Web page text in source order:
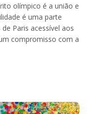
olímpico é a união e
é uma parte
Paris acessível aos
compromisso com a